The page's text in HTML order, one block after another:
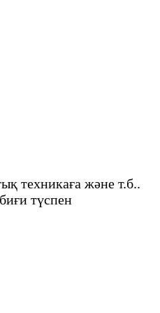
техникаға және т.б..
түспен